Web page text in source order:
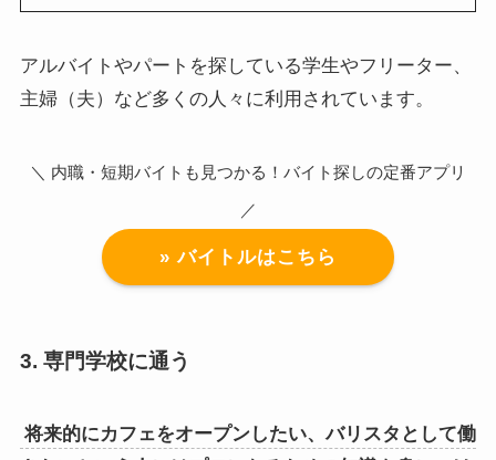
アルバイトやパートを探している学生やフリーター、
主婦（夫）など多くの人々に利用されています。
＼ 内職・短期バイトも見つかる！バイト探しの定番アプリ
／
» バイトルはこちら
3. 専門学校に通う
将来的にカフェをオープンしたい、バリスタとして働